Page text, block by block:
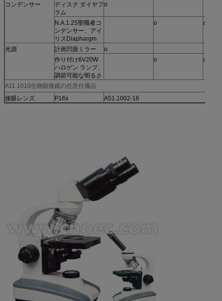
コンデンサー
ディスク ダイヤフ
ラム
o
N.A.1.25聖職者コ
ンデンサー、アイ
リスDiaphargm
o o
光源 計画凹面ミラー
o
作り付け6V20W
ハロゲン ランプ、
調節可能な明るさ
o o
A11.1010生物顕微鏡の任意付属品
接眼レンズ
P16x A51.1002-16